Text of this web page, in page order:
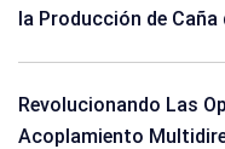
la Producción de Caña
Revolucionando Las
Acoplamiento